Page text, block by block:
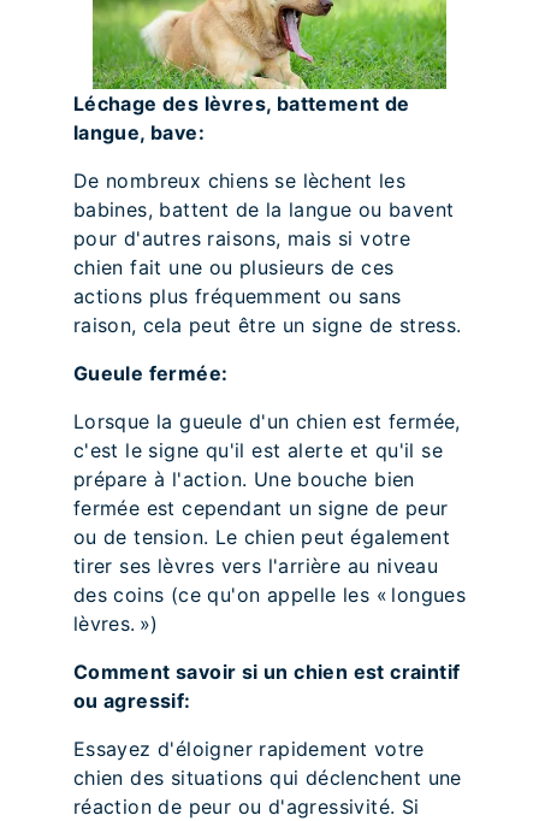
Léchage des lèvres, battement de
langue, bave:
De nombreux chiens se lèchent les
babines, battent de la langue ou bavent
pour d'autres raisons, mais si votre
chien fait une ou plusieurs de ces
actions plus fréquemment ou sans
raison, cela peut être un signe de stress.
Gueule fermée:
Lorsque la gueule d'un chien est fermée,
c'est le signe qu'il est alerte et qu'il se
prépare à l'action. Une bouche bien
fermée est cependant un signe de peur
ou de tension. Le chien peut également
tirer ses lèvres vers l'arrière au niveau
des coins (ce qu'on appelle les « longues
lèvres. »)
Comment savoir si un chien est craintif
ou agressif:
Essayez d'éloigner rapidement votre
chien des situations qui déclenchent une
réaction de peur ou d'agressivité. Si